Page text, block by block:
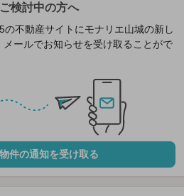
検討中の方へ
の不動産サイトにモナリエ山城の新し
ールでお知らせを受け取ることがで
件の通知を受け取る